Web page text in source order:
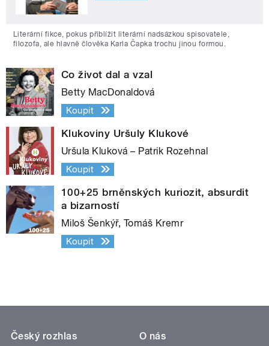
Literární fikce, pokus přiblížit literární nadsázkou spisovatele,
filozofa, ale hlavně člověka Karla Čapka trochu jinou formou.
Co život dal a vzal
Betty MacDonaldová
Koupit
Klukoviny Uršuly Klukové
Uršula Kluková – Patrik Rozehnal
Koupit
100+25 brněnských kuriozit, absurdit
a bizarností
Miloš Šenkýř, Tomáš Kremr
Koupit
Český rozhlas
O nás